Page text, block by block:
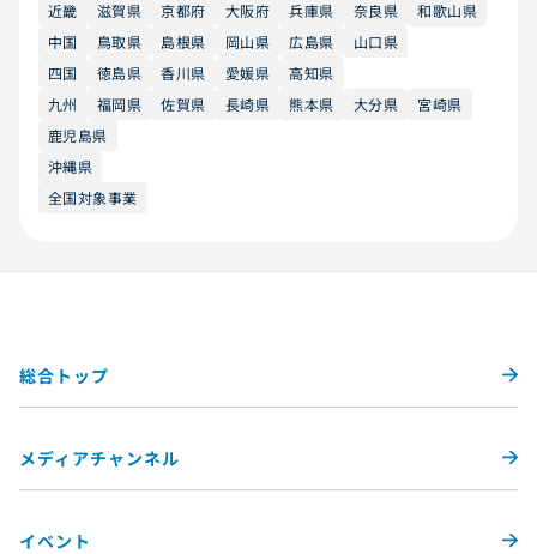
近畿
滋賀県 京都府 大阪府 兵庫県 奈良県
和歌山県
中国
鳥取県 島根県 岡山県 広島県
山口県
四国
徳島県 香川県 愛媛県
高知県
九州
福岡県 佐賀県 長崎県 熊本県 大分県
宮崎県
鹿児島県
沖縄県
全国対象事業
総合トップ
メディアチャンネル
イベント